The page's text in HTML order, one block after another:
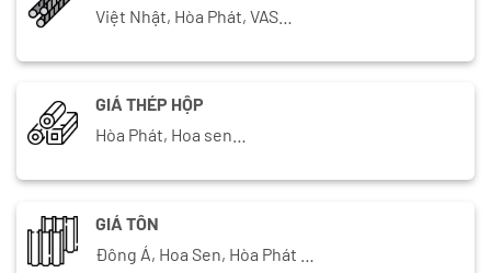
Việt Nhật, Hòa Phát, VAS…
GIÁ THÉP HỘP
Hòa Phát, Hoa sen…
GIÁ TÔN
Đông Á, Hoa Sen, Hòa Phát …